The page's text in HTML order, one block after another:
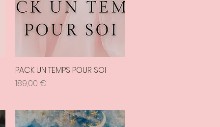
Aperçu rapide
PACK UN TEMPS POUR SOI
Prix
189,00 €